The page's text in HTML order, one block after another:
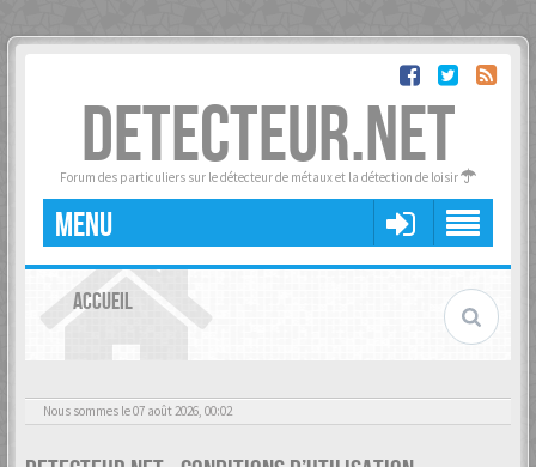
DETECTEUR.NET
Forum des particuliers sur le détecteur de métaux et la détection de loisir
MENU
ACCUEIL
Nous sommes le 07 août 2026, 00:02